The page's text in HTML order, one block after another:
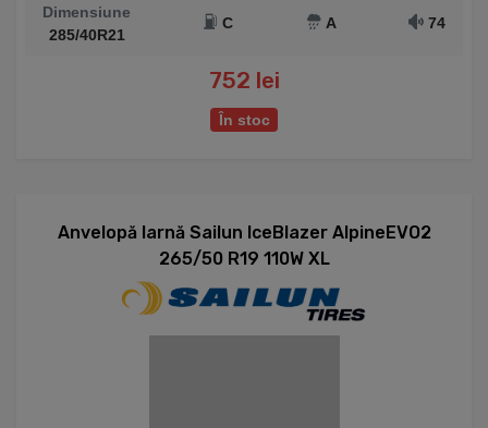
Dimensiune
285/40R21
C A 74
752 lei
În stoc
Anvelopă Iarnă Sailun IceBlazer AlpineEVO2
265/50 R19 110W XL